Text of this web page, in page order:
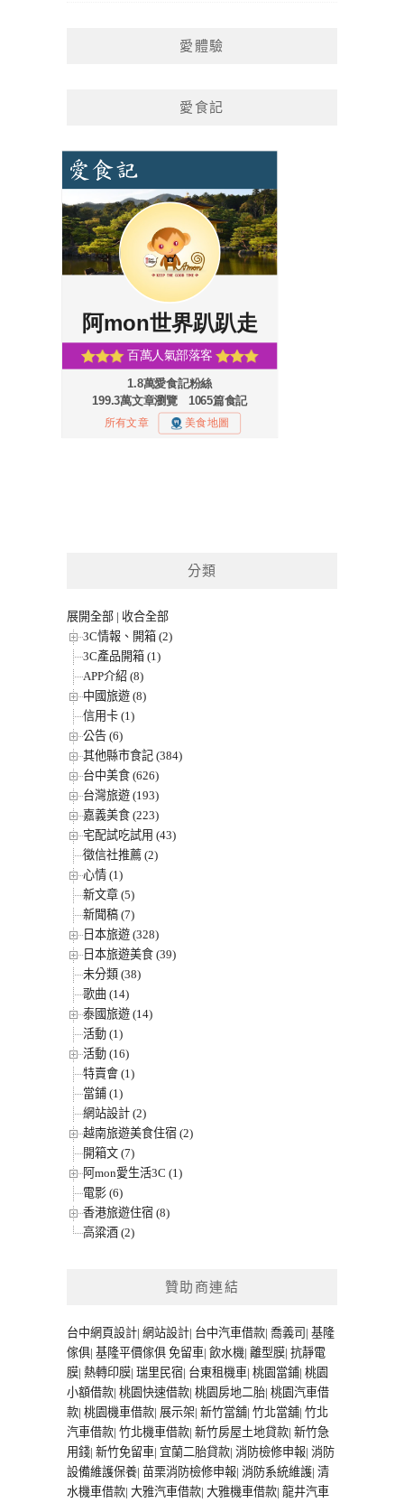
愛體驗
愛食記
分類
展開全部 | 收合全部
3C情報、開箱 (2)
3C產品開箱 (1)
APP介紹 (8)
中國旅遊 (8)
信用卡 (1)
公告 (6)
其他縣市食記 (384)
台中美食 (626)
台灣旅遊 (193)
嘉義美食 (223)
宅配試吃試用 (43)
徵信社推薦 (2)
心情 (1)
新文章 (5)
新聞稿 (7)
日本旅遊 (328)
日本旅遊美食 (39)
未分類 (38)
歌曲 (14)
泰國旅遊 (14)
活動 (1)
活動 (16)
特賣會 (1)
當鋪 (1)
網站設計 (2)
越南旅遊美食住宿 (2)
開箱文 (7)
阿mon愛生活3C (1)
電影 (6)
香港旅遊住宿 (8)
高粱酒 (2)
贊助商連結
台中網頁設計| 網站設計| 台中汽車借款| 喬義司 | 基隆
傢俱| 基隆平價傢俱 免留車| 飲水機| 離型膜| 抗靜電
膜| 熱轉印膜| 瑞里民宿| 台東租機車| 桃園當鋪| 桃園
小額借款| 桃園快速借款| 桃園房地二胎| 桃園汽車借
款| 桃園機車借款| 展示架| 新竹當舖| 竹北當舖| 竹北
汽車借款| 竹北機車借款| 新竹房屋土地貸款| 新竹急
用錢| 新竹免留車| 宜蘭二胎貸款| 消防檢修申報| 消防
設備維護保養| 苗栗消防檢修申報| 消防系統維護| 清
水機車借款| 大雅汽車借款| 大雅機車借款| 龍井汽車